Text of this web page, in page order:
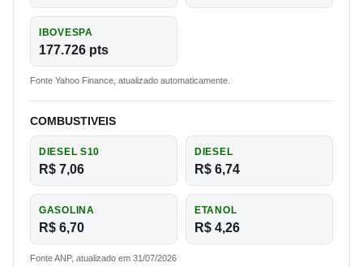
IBOVESPA
177.726 pts
Fonte Yahoo Finance, atualizado automaticamente.
COMBUSTIVEIS
DIESEL S10
R$ 7,06
DIESEL
R$ 6,74
GASOLINA
R$ 6,70
ETANOL
R$ 4,26
Fonte ANP, atualizado em 31/07/2026